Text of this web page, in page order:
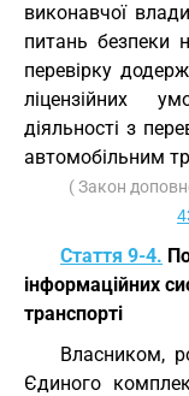
виконавчої
питань безпеки
перевірку
ліцензійних
діяльності з
автомобільним
( Закон
Стаття 9-4.
інформаційних
транспорті
Власником,
Єдиного